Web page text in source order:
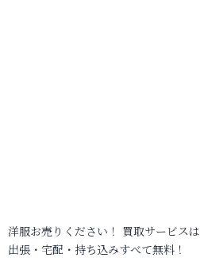
洋服お売りください！ 買取サービスは
出張・宅配・持ち込みすべて無料！